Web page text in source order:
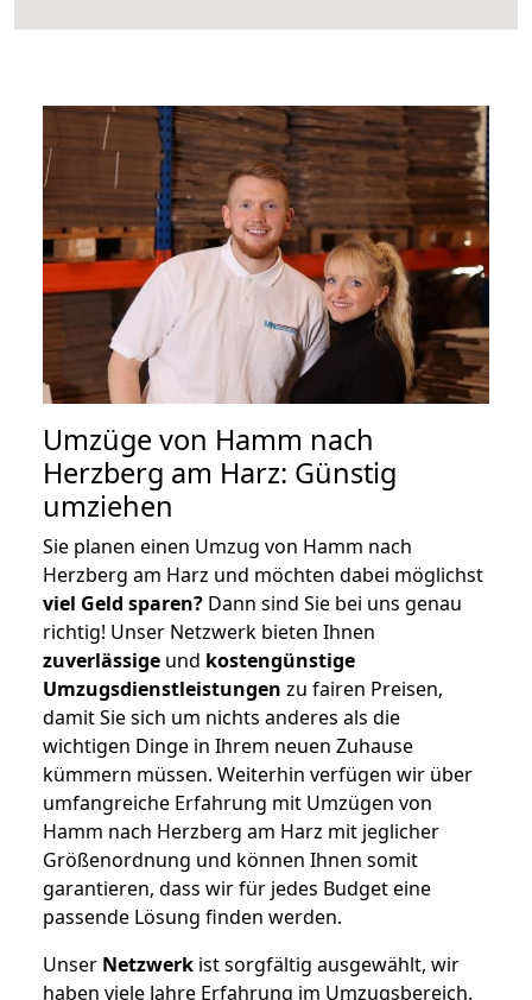
Umzüge von Hamm nach
Herzberg am Harz: Günstig
umziehen
Sie planen einen Umzug von Hamm nach
Herzberg am Harz und möchten dabei möglichst
viel Geld sparen? Dann sind Sie bei uns genau
richtig! Unser Netzwerk bieten Ihnen
zuverlässige und kostengünstige
Umzugsdienstleistungen zu fairen Preisen,
damit Sie sich um nichts anderes als die
wichtigen Dinge in Ihrem neuen Zuhause
kümmern müssen. Weiterhin verfügen wir über
umfangreiche Erfahrung mit Umzügen von
Hamm nach Herzberg am Harz mit jeglicher
Größenordnung und können Ihnen somit
garantieren, dass wir für jedes Budget eine
passende Lösung finden werden.
Unser Netzwerk ist sorgfältig ausgewählt, wir
haben viele Jahre Erfahrung im Umzugsbereich.